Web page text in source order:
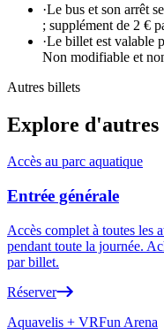
·Le bus et son arrêt
; supplément de 2 €
·Le billet est valable
Non modifiable et
Autres billets
Explore d'autres
Accès au parc aquatique
Entrée générale
Accès complet à toutes les
pendant toute la journée.
par billet.
Réserver
Aquavelis + VRFun Arena